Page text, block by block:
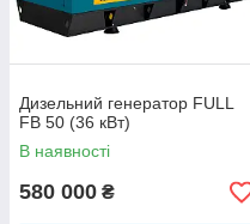
Дизельний генератор FULL
FB 50 (36 кВт)
В наявності
580 000 ₴